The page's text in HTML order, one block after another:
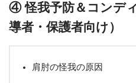
④ 怪我予防＆コンデ
導者・保護者向け）
肩肘の怪我の原因